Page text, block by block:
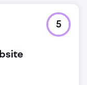
5